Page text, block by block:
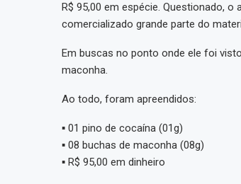
R$ 95,00 em espécie. Questionado,
comercializado grande parte do
Em buscas no ponto onde ele foi
maconha.
Ao todo, foram apreendidos:
▪️ 01 pino de cocaína (01g)
▪️ 08 buchas de maconha (08g)
▪️ R$ 95,00 em dinheiro